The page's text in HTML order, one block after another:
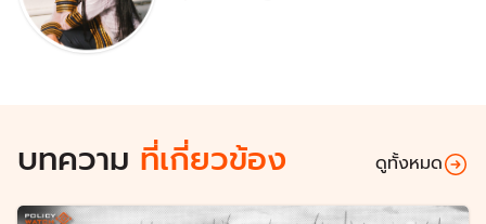
บทความ ที่เกี่ยวข้อง ดูทั้งหมด